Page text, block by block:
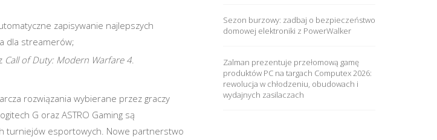
zapisywanie najlepszych
dla streamerów;
Call of Duty: Modern Warfare 4
rozwiązania wybierane przez graczy
G oraz ASTRO Gaming są
turniejów esportowych. Nowe partnerstwo
Sezon burzowy: zadbaj o bezpieczeństwo
domowej elektroniki z PowerWalker
Zalman prezentuje przełomową gamę
produktów PC na targach Computex 2026:
rewolucja w chłodzeniu, obudowach i
wydajnych zasilaczach